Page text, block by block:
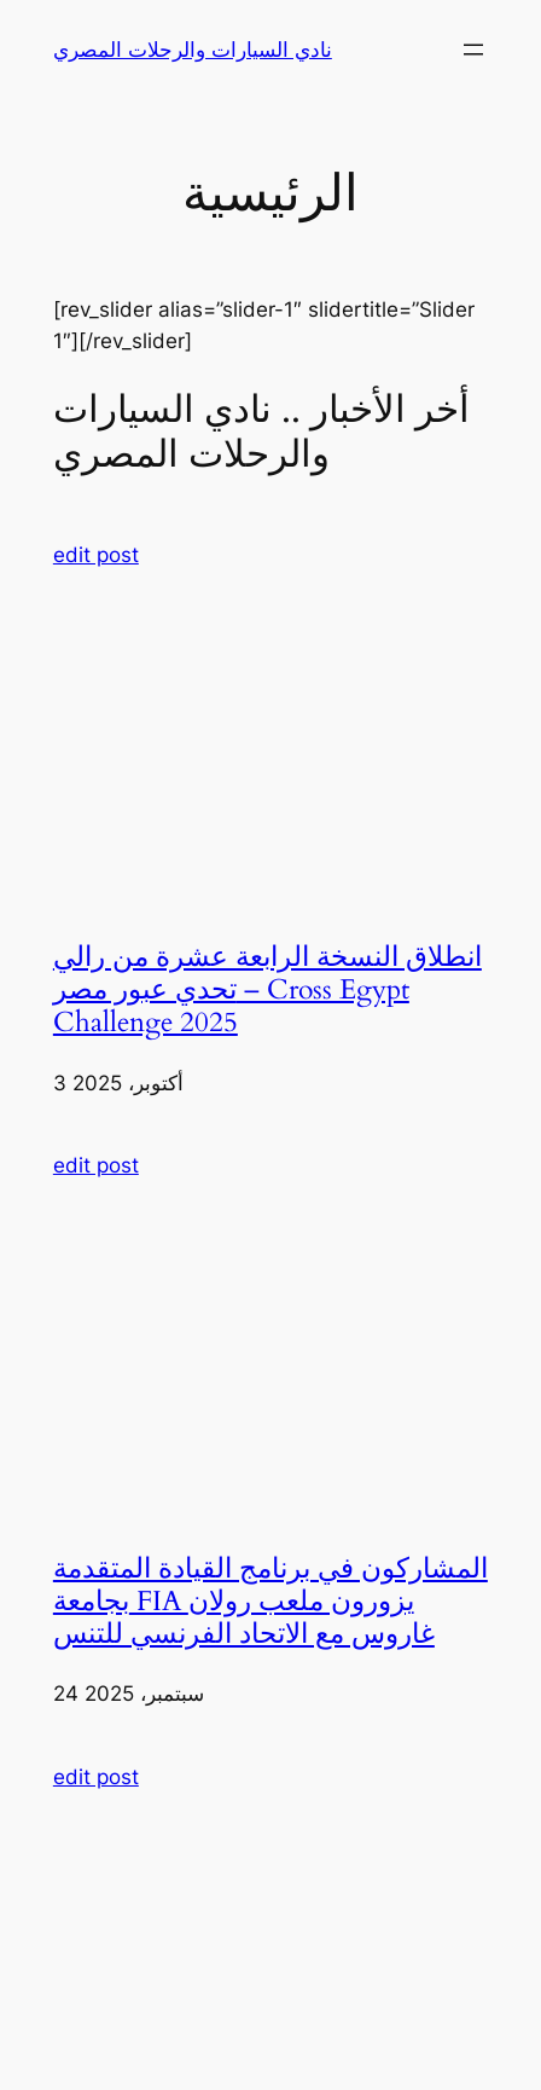
نادي السيارات والرحلات المصري
الرئيسية
[rev_slider alias=”slider-1″ slidertitle=”Slider
1″][/rev_slider]
أخر الأخبار .. نادي السيارات
والرحلات المصري
edit post
انطلاق النسخة الرابعة عشرة من رالي
تحدي عبور مصر – Cross Egypt
Challenge 2025
3 أكتوبر، 2025
edit post
المشاركون في برنامج القيادة المتقدمة
بجامعة FIA يزورون ملعب رولان
غاروس مع الاتحاد الفرنسي للتنس
24 سبتمبر، 2025
edit post